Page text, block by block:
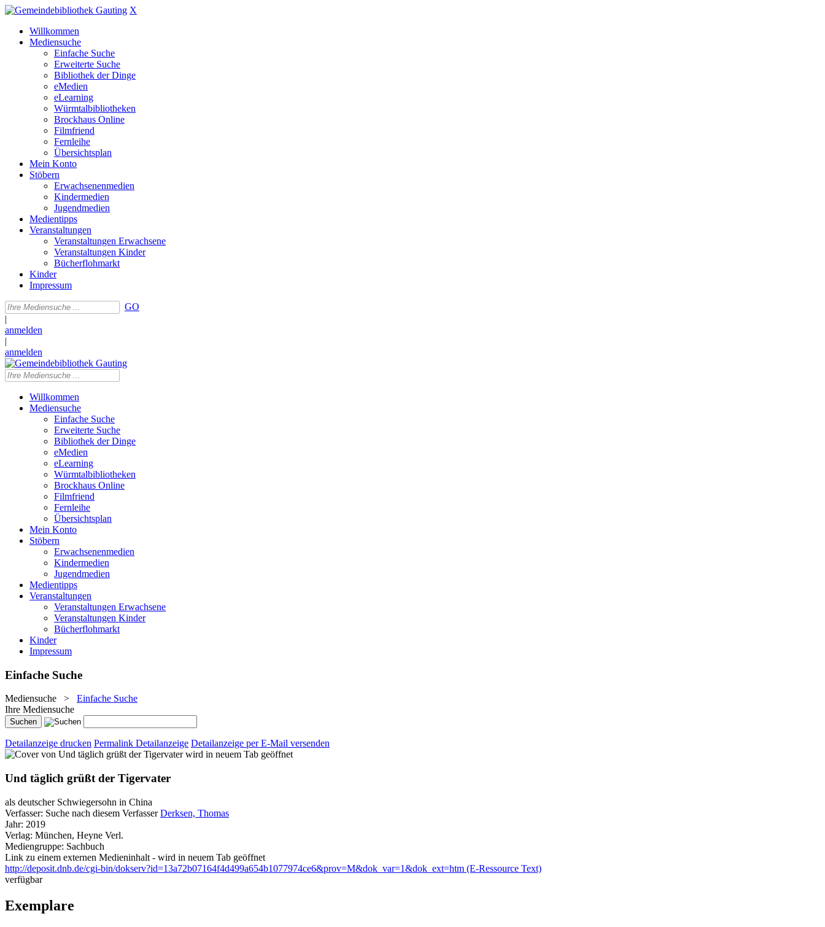
X
Willkommen
Mediensuche
Einfache Suche
Erweiterte Suche
Bibliothek der Dinge
eMedien
eLearning
Würmtalbibliotheken
Brockhaus Online
Filmfriend
Fernleihe
Übersichtsplan
Mein Konto
Stöbern
Erwachsenenmedien
Kindermedien
Jugendmedien
Medientipps
Veranstaltungen
Veranstaltungen Erwachsene
Veranstaltungen Kinder
Bücherflohmarkt
Kinder
Impressum
GO
|
anmelden
|
anmelden
Willkommen
Mediensuche
Einfache Suche
Erweiterte Suche
Bibliothek der Dinge
eMedien
eLearning
Würmtalbibliotheken
Brockhaus Online
Filmfriend
Fernleihe
Übersichtsplan
Mein Konto
Stöbern
Erwachsenenmedien
Kindermedien
Jugendmedien
Medientipps
Veranstaltungen
Veranstaltungen Erwachsene
Veranstaltungen Kinder
Bücherflohmarkt
Kinder
Impressum
Einfache Suche
Mediensuche > Einfache Suche
Ihre Mediensuche
Detailanzeige drucken Permalink Detailanzeige Detailanzeige per E-Mail versenden
wird in neuem Tab geöffnet
Und täglich grüßt der Tigervater
als deutscher Schwiegersohn in China
Verfasser: Suche nach diesem Verfasser Derksen, Thomas
Jahr: 2019
Verlag: München, Heyne Verl.
Mediengruppe: Sachbuch
Link zu einem externen Medieninhalt - wird in neuem Tab geöffnet
http://deposit.dnb.de/cgi-bin/dokserv?id=13a72b07164f4d499a654b1077974ce6&prov=M&dok_var=1&dok_ext=htm (E-Ressource Text)
verfügbar
Exemplare